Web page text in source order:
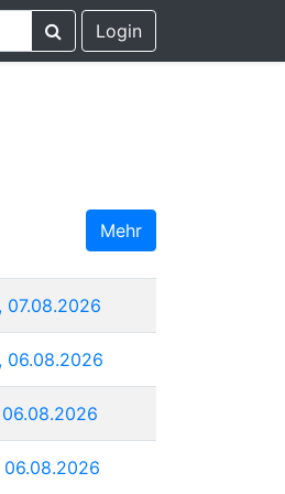
Login
Mehr
07.08.2026
06.08.2026
06.08.2026